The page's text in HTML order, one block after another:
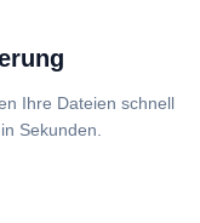
Ihre Dateien schnell
Sekunden.